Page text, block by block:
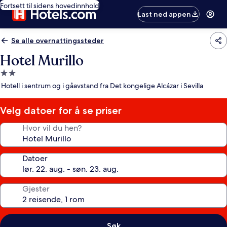
Fortsett til sidens hovedinnhold
Last ned appen
Se alle overnattingssteder
Hotel Murillo
Overnattingssted
med
stjerner
Hotell i sentrum og i gåavstand fra Det kongelige Alcázar i Sevilla
Velg datoer for å se priser
Hvor vil du hen?
Datoer
Gjester